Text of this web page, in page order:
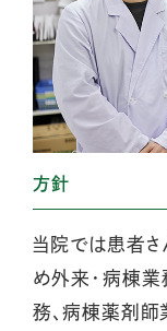
方針
当院では患者さ
め外来・病棟
務、病棟薬剤師